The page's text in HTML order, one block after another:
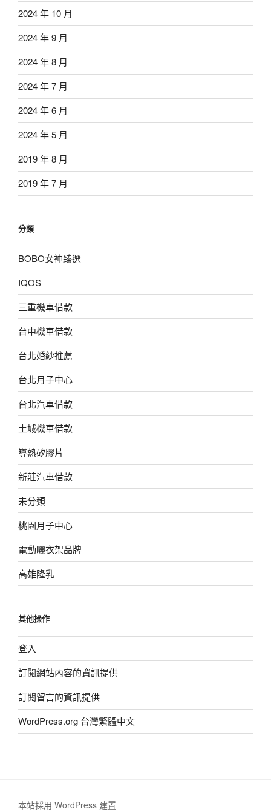
2024 年 10 月
2024 年 9 月
2024 年 8 月
2024 年 7 月
2024 年 6 月
2024 年 5 月
2019 年 8 月
2019 年 7 月
分類
BOBO女神臻選
IQOS
三重機車借款
台中機車借款
台北婚紗推薦
台北月子中心
台北汽車借款
土城機車借款
導熱矽膠片
新莊汽車借款
未分類
桃園月子中心
電動曬衣架品牌
高雄隆乳
其他操作
登入
訂閱網站內容的資訊提供
訂閱留言的資訊提供
WordPress.org 台灣繁體中文
本站採用 WordPress 建置